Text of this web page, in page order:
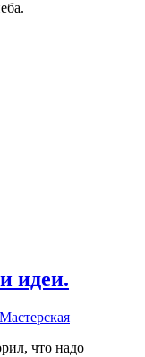
идеи.
Мастерская
что надо